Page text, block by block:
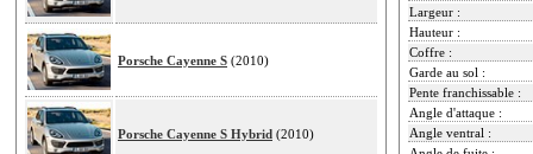
Porsche Cayenne S (2010)
Porsche Cayenne S Hybrid (2010)
Largeur :
Hauteur :
Coffre :
Garde au sol :
Pente franchissable :
Angle d'attaque :
Angle ventral :